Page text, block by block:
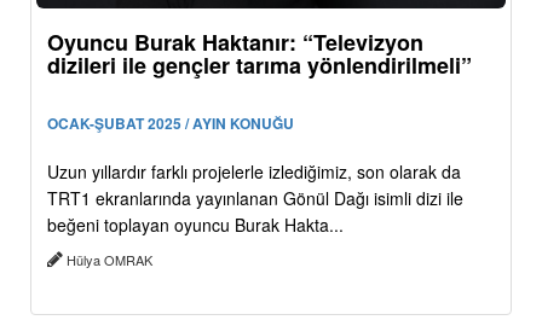
Oyuncu Burak Haktanır: “Televizyon
dizileri ile gençler tarıma yönlendirilmeli”
OCAK-ŞUBAT 2025 / AYIN KONUĞU
Uzun yıllardır farklı projelerle izlediğimiz, son olarak da
TRT1 ekranlarında yayınlanan Gönül Dağı isimli dizi ile
beğeni toplayan oyuncu Burak Hakta...
Hülya OMRAK